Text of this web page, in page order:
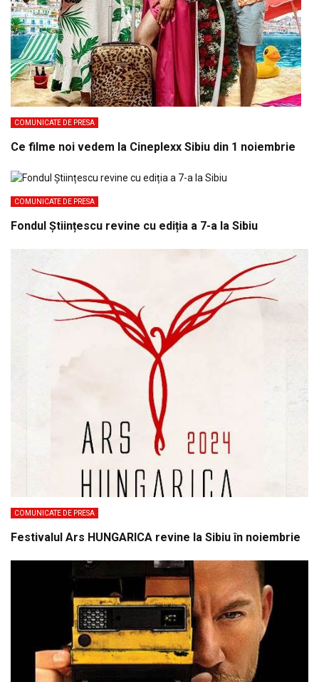
COMUNICATE DE PRESA
Ce filme noi vedem la Cineplexx Sibiu din 1 noiembrie
COMUNICATE DE PRESA
Fondul Științescu revine cu ediția a 7-a la Sibiu
COMUNICATE DE PRESA
Festivalul Ars HUNGARICA revine la Sibiu în noiembrie